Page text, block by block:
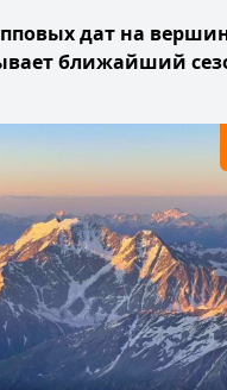
дат на
ближайший